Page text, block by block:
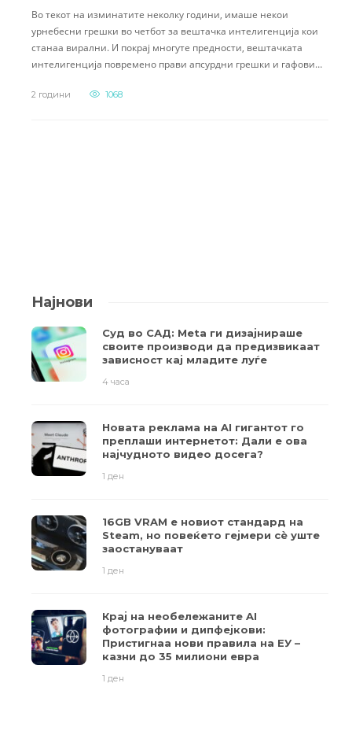
Во текот на изминатите неколку години, имаше некои
урнебесни грешки во четбот за вештачка интелигенција кои
станаа вирални. И покрај многуте предности, вештачката
интелигенција повремено прави апсурдни грешки и гафови…
2 години 1068
Најнови
Суд во САД: Meta ги дизајнираше
своите производи да предизвикаат
зависност кај младите луѓе
4 часа
Новата реклама на AI гигантот го
преплаши интернетот: Дали е ова
најчудното видео досега?
1 ден
16GB VRAM е новиот стандард на
Steam, но повеќето гејмери ​​сè уште
заостануваат
1 ден
Крај на необележаните AI
фотографии и дипфејкови:
Пристигнаа нови правила на ЕУ –
казни до 35 милиони евра
1 ден